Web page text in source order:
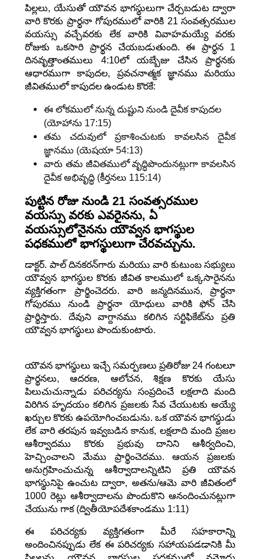
పిల్లలు, యేసుతో యౌవన భాగస్థులుగా చేర్చబడుట ద్వారా
వారి కొరకు ప్రార్థనా గోపురములో వారికి 21 సంవత్సరముల
వయస్సు వచ్చేవరకు లేక వారికి వివాహమయ్యే వరకు
రోజుకు ఒకసారి ప్రార్థన చేయబడుతుంది. ఈ ప్రార్థన 1
దినవృత్తాంతములు 4:10లో యబ్బేజు చేసిన ప్రార్థనకు
ఆధారముగా కాపుదల, ప్రవచనాత్మక జ్ఞానము మరియు
జీవితములో కాపుదల ఉండుట కొరకే:
ఈ లోకములో నున్న దుష్టుని నుండి దైవీక కాపుదల
(యోహాను 17:15)
తమ చదువులో ప్రకాశించుటకు కావలసిన దైవీక
జ్ఞానము (యెషయా 54:13)
వారు తమ జీవితములో వృద్ధిపొందునట్లుగా కావలసిన
దైవీక అభివృద్ధి (కీర్తనలు 115:14)
పుట్టిన రోజు నుండి 21 సంవత్సరముల
వయస్సు వరకు ఎవరైనను, ఏ
వయస్సులోనైనను యౌవ్వన భాగస్థుల
పధకములో భాగస్థులుగా చేరవచ్చును.
డాక్టర్. పాల్ దినకరన్‌గారు మరియు వారి కుటుంబ సభ్యులు
యౌవ్వన భాగస్థుల కొరకు జీవిత కాలములో ఒక్కసారైనను
వ్యక్తిగతంగా ప్రార్థించెదరు. వారి జన్మదినమున, ప్రార్థనా
గోపురము నుండి ప్రార్థనా యోధులు వారికి ఫోన్ చేసి
ప్రార్థిస్తారు. దేవుని వాగ్దానము కలిగిన సర్టిఫికేట్‌ను ప్రతి
యౌవ్వన భాగస్థులు పొందుకుంటారు.
యౌవన భాగస్థులు ఇచ్చే సమర్పణలు ప్రతిరోజు 24 గంటలూ
ప్రార్థనలు, ఆదరణ, ఆలోచన, శిక్షణ కొరకు యేసు
పిలుచుచున్నాడు పరిచర్యను సంప్రదించే లక్షలాది మంది
విరిగిన హృదయం కలిగిన ప్రజలకు సేవ చేయుటకు అయ్యే
ఖర్చుల కొరకు ఉపయోగించబడును. ఒక యౌవన భాగస్థుడు
లేక వారి తరపున ఇవ్వబడిన కానుక, లక్షలాది మంది ప్రజల
ఆశీర్వాదము కొరకు ప్రభువు దానిని ఆశీర్వదించి,
హెచ్చించాలని మేము ప్రార్థించెదము. ఆయన ప్రజలకు
అనుగ్రహించుచున్న ఆశీర్వాదాలన్నిటిని ప్రతి యౌవన
భాగస్థునిపై ఉంచుట ద్వారా, అతను/ఆమె వారి జీవితంలో
1000 రెట్లు ఆశీర్వాదాలను పొందుకొని ఆనందించునట్లుగా
చేయును గాక (ద్వితీయోపదేశకాండము 1:11)
ఈ పరిచర్యకు వ్యక్తిగతంగా మీరే సహకారాన్ని
అందించినప్పుడు లేక ఈ పరిచర్యకు సహాయపడడానికి మీ